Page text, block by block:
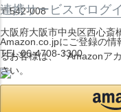
〒542-008
大阪府大阪市中央区西心斎
TEL:06-4708-3300
MAP
連携サービスでログ
Amazon.co.jpにご登録の情
るお客様は、「Amazonア
さい。